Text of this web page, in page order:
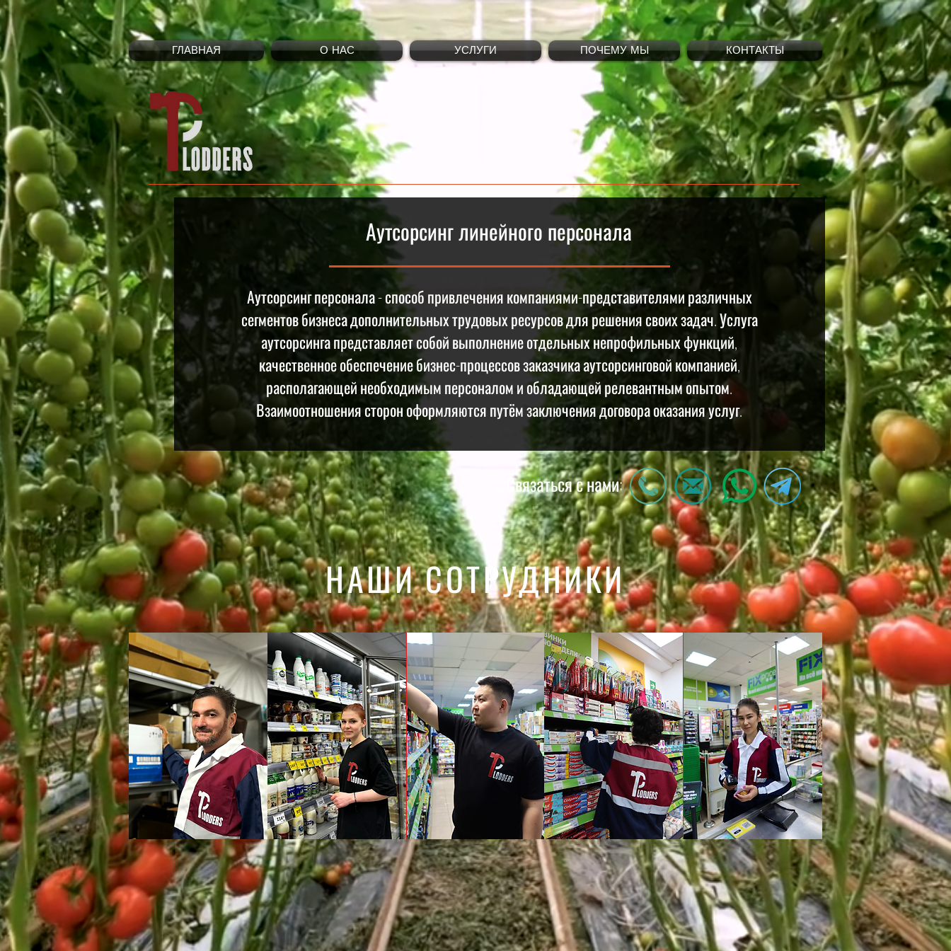
ГЛАВНАЯ О НАС УСЛУГИ ПОЧЕМУ МЫ КОНТАКТЫ
Аутсорсинг линейного персонала
Аутсорсинг персонала - способ привлечения компаниями-представителями различных
сегментов бизнеса дополнительных трудовых ресурсов для решения своих задач. Услуга
аутсорсинга представляет собой выполнение отдельных непрофильных функций,
качественное обеспечение бизнес-процессов заказчика аутсорсинговой компанией,
располагающей необходимым персоналом и обладающей релевантным опытом.
Взаимоотношения сторон оформляются путём заключения договора оказания услуг.
Связаться с нами:
НАШИ СОТРУДНИКИ